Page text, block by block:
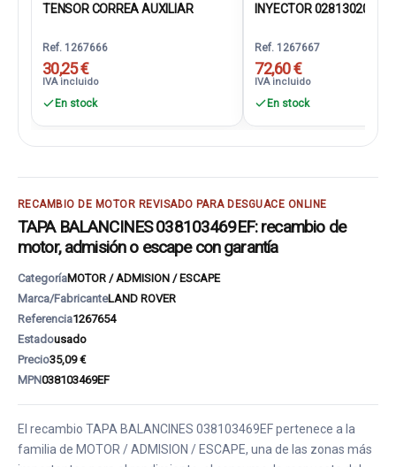
TENSOR CORREA AUXILIAR
Ref. 1267666
30,25 €
IVA incluido
En stock
INYECTOR 028130201S
Ref. 1267667
72,60 €
IVA incluido
En stock
RECAMBIO DE MOTOR REVISADO PARA DESGUACE ONLINE
TAPA BALANCINES 038103469EF: recambio de
motor, admisión o escape con garantía
CategoríaMOTOR / ADMISION / ESCAPE
Marca/FabricanteLAND ROVER
Referencia1267654
Estadousado
Precio35,09 €
MPN038103469EF
El recambio TAPA BALANCINES 038103469EF pertenece a la
familia de MOTOR / ADMISION / ESCAPE, una de las zonas más